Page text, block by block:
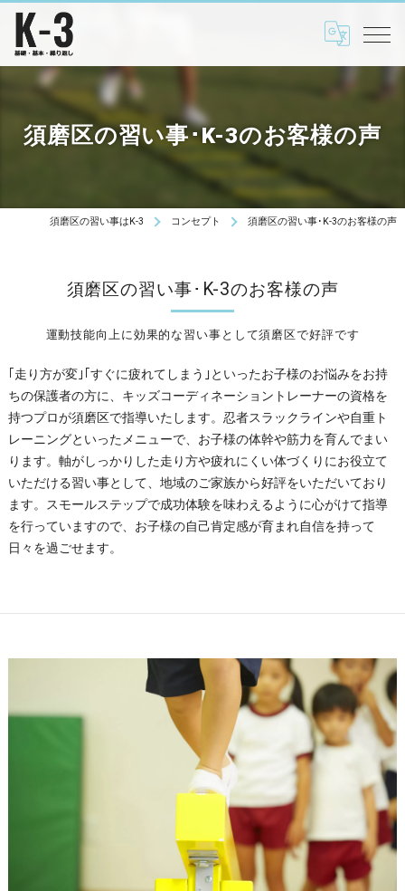
須磨区の習い事･K-3のお客様の声
須磨区の習い事はK-3 コンセプト 須磨区の習い事･K-3のお客様の声
運動技能向上に効果的な習い事として須磨区で好評です
須磨区の習い事･K-3のお客様の声
｢走り方が変｣｢すぐに疲れてしまう｣といったお子様のお悩みをお持
ちの保護者の方に、キッズコーディネーショントレーナーの資格を
持つプロが須磨区で指導いたします。忍者スラックラインや自重ト
レーニングといったメニューで、お子様の体幹や筋力を育んでまい
ります。軸がしっかりした走り方や疲れにくい体づくりにお役立て
いただける習い事として、地域のご家族から好評をいただいており
ます。スモールステップで成功体験を味わえるように心がけて指導
を行っていますので、お子様の自己肯定感が育まれ自信を持って
日々を過ごせます。